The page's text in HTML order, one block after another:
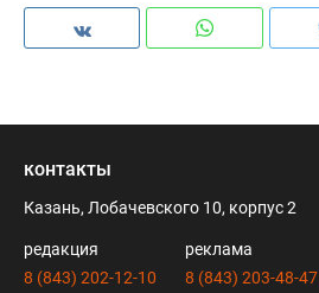
контакты
Казань, Лобачевского 10, корпус 2
редакция
8 (843) 202-12-10
реклама
8 (843) 203-48-47